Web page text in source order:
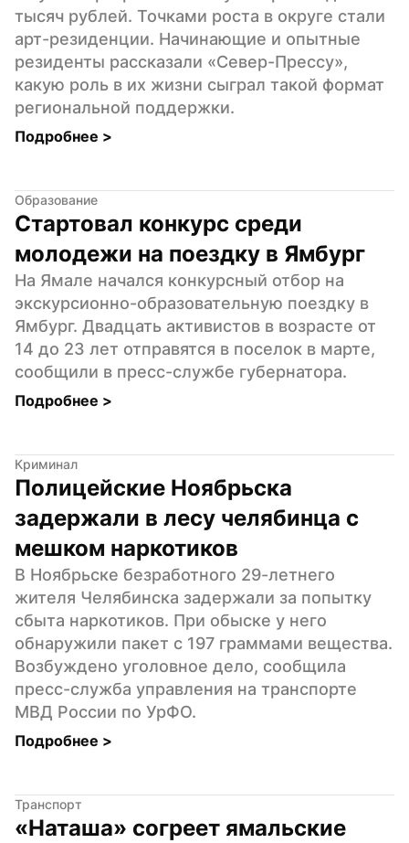
тысяч рублей. Точками роста в округе стали
арт-резиденции. Начинающие и опытные
резиденты рассказали «Север-Прессу»,
какую роль в их жизни сыграл такой формат
региональной поддержки.
Подробнее >
Образование
Стартовал конкурс среди
молодежи на поездку в Ямбург
На Ямале начался конкурсный отбор на
экскурсионно-образовательную поездку в
Ямбург. Двадцать активистов в возрасте от
14 до 23 лет отправятся в поселок в марте,
сообщили в пресс-службе губернатора.
Подробнее >
Криминал
Полицейские Ноябрьска
задержали в лесу челябинца с
мешком наркотиков
В Ноябрьске безработного 29-летнего
жителя Челябинска задержали за попытку
сбыта наркотиков. При обыске у него
обнаружили пакет с 197 граммами вещества.
Возбуждено уголовное дело, сообщила
пресс-служба управления на транспорте
МВД России по УрФО.
Подробнее >
Транспорт
«Наташа» согреет ямальские